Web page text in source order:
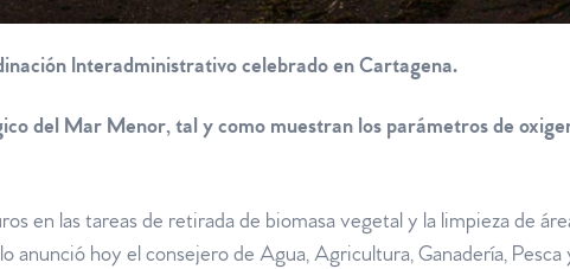
Interadministrativo celebrado en Cartagena.
del Mar Menor, tal y como muestran los parámetros de
en las tareas de retirada de biomasa vegetal y la limpieza de
anunció hoy el consejero de Agua, Agricultura, Ganadería,